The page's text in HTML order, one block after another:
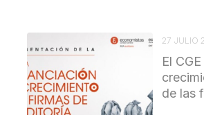
27 JULIO
El
de las